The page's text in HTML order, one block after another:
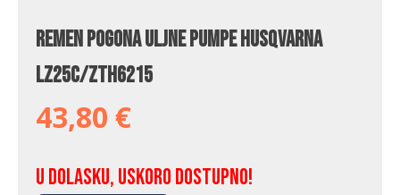
Remen pogona uljne pumpe Husqvarna
LZ25C/ZTH6215
43,80 €
U dolasku, uskoro dostupno!